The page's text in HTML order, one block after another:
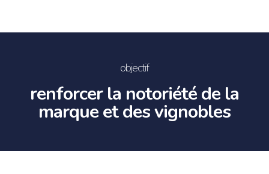
objectif
renforcer la notoriété de la
marque et des vignobles